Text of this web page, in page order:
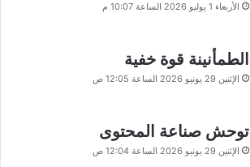
الأربعاء 1 يوليو 2026 الساعة 10:07 م
الطمأنينة قوة خفية
الإثنين 29 يونيو 2026 الساعة 12:05 ص
توحش صناعة المحتوى
الإثنين 29 يونيو 2026 الساعة 12:04 ص